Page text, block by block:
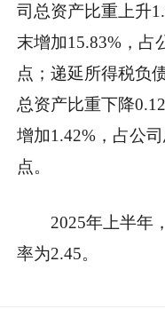
司总资产比重上升
末增加15.83%，占
点；递延所得税负
总资产比重下降
增加1.42%，占公
点。
2025年上半年
率为2.45。